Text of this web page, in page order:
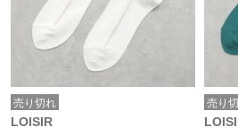
売り切れ
LOISIR
売り